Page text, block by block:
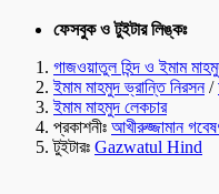
ফেসবুক ও টুইটার লিঙ্কঃ
গাজওয়াতুল হিন্দ ও ইমাম
ইমাম মাহমুদ ভ্রান্তি নিরসন/
ইমাম মাহমুদ লেকচার
প্রকাশনীঃ আখীরুজ্জামান
টুইটারঃ Gazwatul Hind